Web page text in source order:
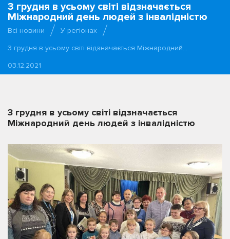
3 грудня в усьому світі відзначається
Міжнародний день людей з інвалідністю
Всі новини
У регіонах
3 грудня в усьому світі відзначається Міжнародний…
03.12.2021
3 грудня в усьому світі відзначається
Міжнародний день людей з інвалідністю